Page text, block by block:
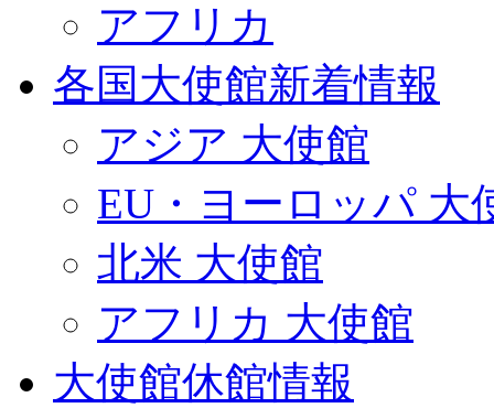
アフリカ
各国大使館新着情報
アジア 大使館
EU・ヨーロッパ 大
北米 大使館
アフリカ 大使館
大使館休館情報